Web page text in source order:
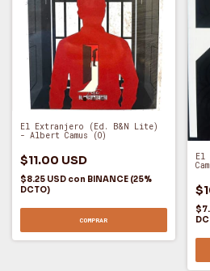
El Extranjero (Ed. B&N Lite)
- Albert Camus (O)
$11.00 USD
$8.25 USD con BINANCE (25%
DCTO)
COMPRAR
El